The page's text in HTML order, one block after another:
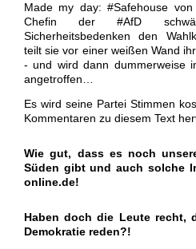
Made my day: #Safehouse
Chefin der #AfD
Sicherheitsbedenken den
teilt sie vor einer weißen Wand
- und wird dann dummerweise
angetroffen…
Es wird seine Partei Stimmen
Kommentaren zu diesem Text
Wie gut, dass es noch
Süden gibt und auch solche
online.de!
Haben doch die Leute recht,
Demokratie reden?!